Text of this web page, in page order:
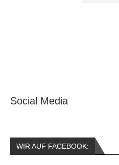
Social Media
WIR AUF FACEBOOK: